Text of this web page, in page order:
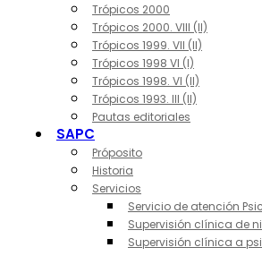
Trópicos 2000
Trópicos 2000. VIII (II)
Trópicos 1999. VII (II)
Trópicos 1998 VI (I)
Trópicos 1998. VI (II)
Trópicos 1993. III (II)
Pautas editoriales
SAPC
Próposito
Historia
Servicios
Servicio de atención
Supervisión clínica de
Supervisión clínica a